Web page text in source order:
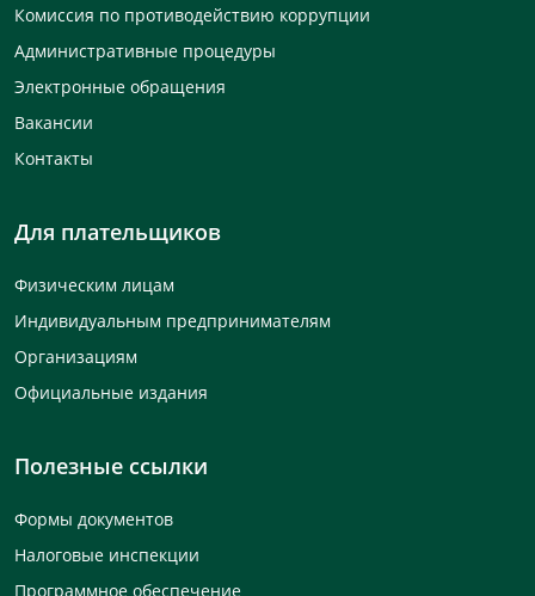
Комиссия по противодействию коррупции
Административные процедуры
Электронные обращения
Вакансии
Контакты
Для плательщиков
Физическим лицам
Индивидуальным предпринимателям
Организациям
Официальные издания
Полезные ссылки
Формы документов
Налоговые инспекции
Программное обеспечение